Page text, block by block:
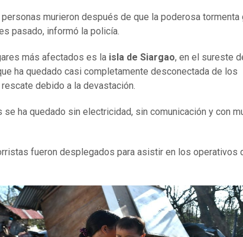
murieron después de que la poderosa tormenta
pasado, informó la policía.
más afectados es la isla de Siargao, en el sureste
ha quedado casi completamente desconectada de los
debido a la devastación.
se ha quedado sin electricidad, sin comunicación y con
fueron desplegados para asistir en los operativos